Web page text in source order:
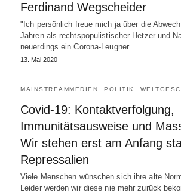
Ferdinand Wegscheider
"Ich persönlich freue mich ja über die
Jahren als rechtspopulistischer Hetzer und
neuerdings ein Corona-Leugner…
13. Mai 2020
MAINSTREAMMEDIEN POLITIK
Covid-19: Kontaktverfolgung,
Immunitätsausweise und
Wir stehen erst am Anfang
Repressalien
Viele Menschen wünschen sich ihre alte
Leider werden wir diese nie mehr zurück